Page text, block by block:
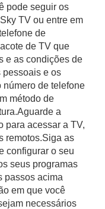
pode seguir os
TV ou entre em
de
de TV que
e as condições de
pessoais e os
número de telefone
método de
a
para acessar a TV,
remotos.Siga as
configurar o seu
seus programas
passos acima
em que você
necessários